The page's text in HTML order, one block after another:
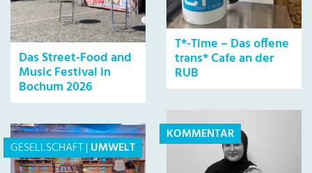
Das Street-Food and
Music Festival in
Bochum 2026
GESELLSCHAFT|UMWELT
T*-Time – Das offene
trans* Cafe an der
RUB
KOMMENTAR